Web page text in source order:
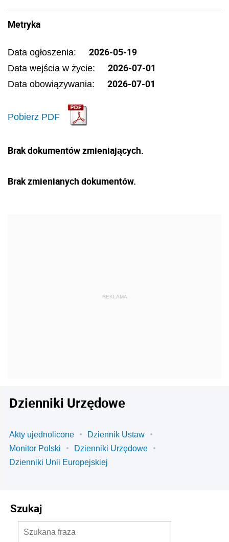
Metryka
Data ogłoszenia: 2026-05-19
Data wejścia w życie: 2026-07-01
Data obowiązywania: 2026-07-01
Pobierz PDF
Brak dokumentów zmieniających.
Brak zmienianych dokumentów.
Dzienniki Urzędowe
Akty ujednolicone
Dziennik Ustaw
Monitor Polski
Dzienniki Urzędowe
Dzienniki Unii Europejskiej
Szukaj